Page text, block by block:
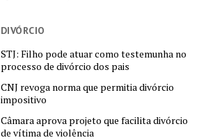
DIVÓRCIO
STJ: Filho pode atuar como testemunha no
processo de divórcio dos pais
CNJ revoga norma que permitia divórcio
impositivo
Câmara aprova projeto que facilita divórcio
de vítima de violência